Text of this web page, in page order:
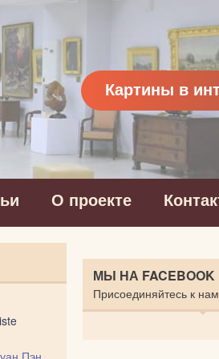
Картины в
О проекте
Пэн
МЫ НА FACEBOOK
Присоединяйтесь к